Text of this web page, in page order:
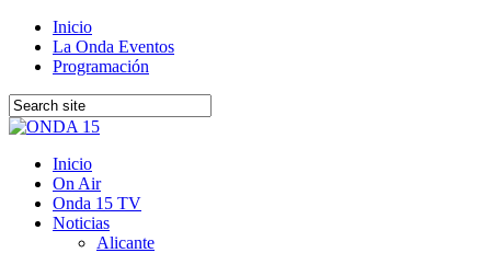
Inicio
La Onda Eventos
Programación
Inicio
On Air
Onda 15 TV
Noticias
Alicante